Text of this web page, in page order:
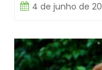
4 de junho de